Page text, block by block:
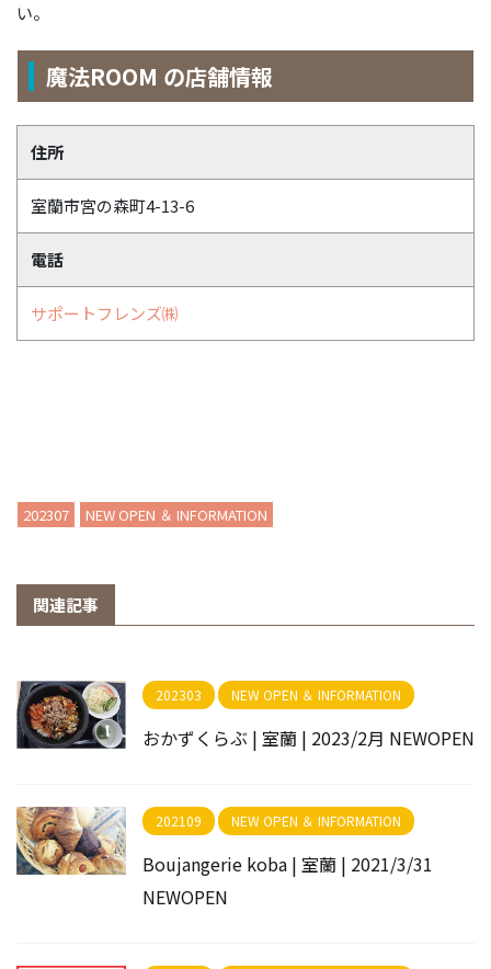
い。
魔法ROOM の店舗情報
住所
室蘭市宮の森町4-13-6
電話
サポートフレンズ㈱
202307 NEW OPEN ＆ INFORMATION
関連記事
202303 NEW OPEN ＆ INFORMATION
おかずくらぶ | 室蘭 | 2023/2月 NEWOPEN
202109 NEW OPEN ＆ INFORMATION
Boujangerie koba | 室蘭 | 2021/3/31
NEWOPEN